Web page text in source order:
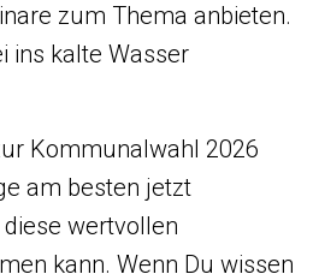
zum Thema anbieten.
ins kalte Wasser
Kommunalwahl 2026
am besten jetzt
wertvollen
kann. Wenn Du wissen